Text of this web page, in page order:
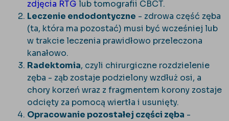
zdjęcia RTG lub tomografii CBCT.
Leczenie endodontyczne - zdrowa część zęba
(ta, która ma pozostać) musi być wcześniej lub
w trakcie leczenia prawidłowo przeleczona
kanałowo.
Radektomia, czyli chirurgiczne rozdzielenie
zęba - ząb zostaje podzielony wzdłuż osi, a
chory korzeń wraz z fragmentem korony zostaje
odcięty za pomocą wiertła i usunięty.
Opracowanie pozostałej części zęba -